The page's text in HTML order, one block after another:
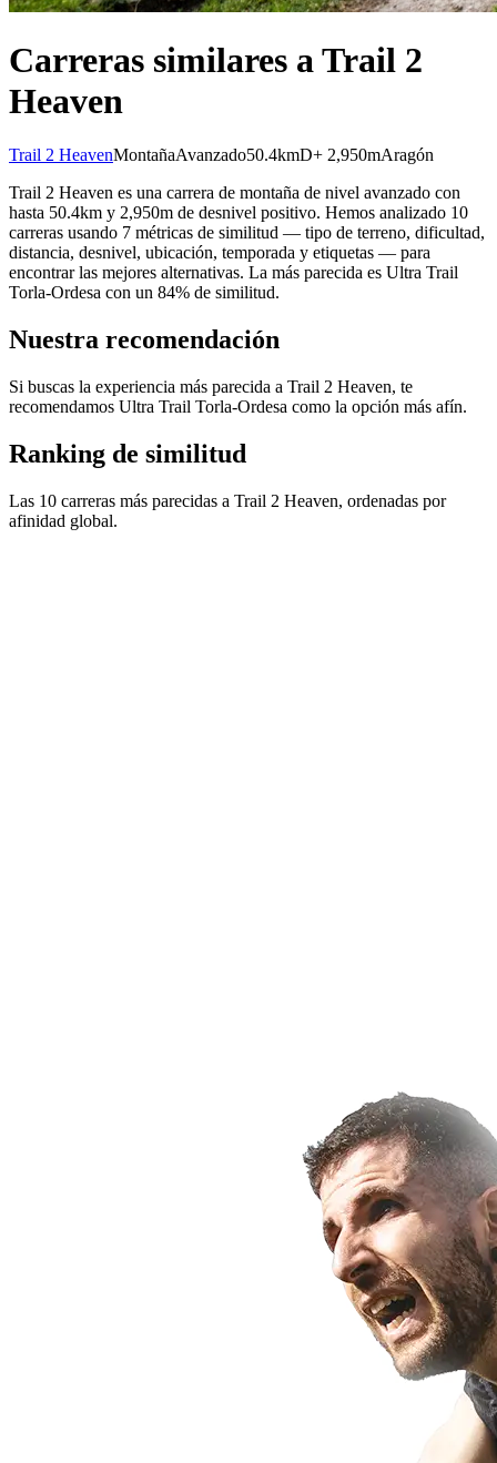
Carreras similares a Trail 2
Heaven
Trail 2 HeavenMontañaAvanzado50.4kmD+ 2,950mAragón
Trail 2 Heaven es una carrera de montaña de nivel avanzado con
hasta 50.4km y 2,950m de desnivel positivo. Hemos analizado 10
carreras usando 7 métricas de similitud — tipo de terreno, dificultad,
distancia, desnivel, ubicación, temporada y etiquetas — para
encontrar las mejores alternativas. La más parecida es Ultra Trail
Torla-Ordesa con un 84% de similitud.
Nuestra recomendación
Si buscas la experiencia más parecida a Trail 2 Heaven, te
recomendamos Ultra Trail Torla-Ordesa como la opción más afín.
Ranking de similitud
Las 10 carreras más parecidas a Trail 2 Heaven, ordenadas por
afinidad global.